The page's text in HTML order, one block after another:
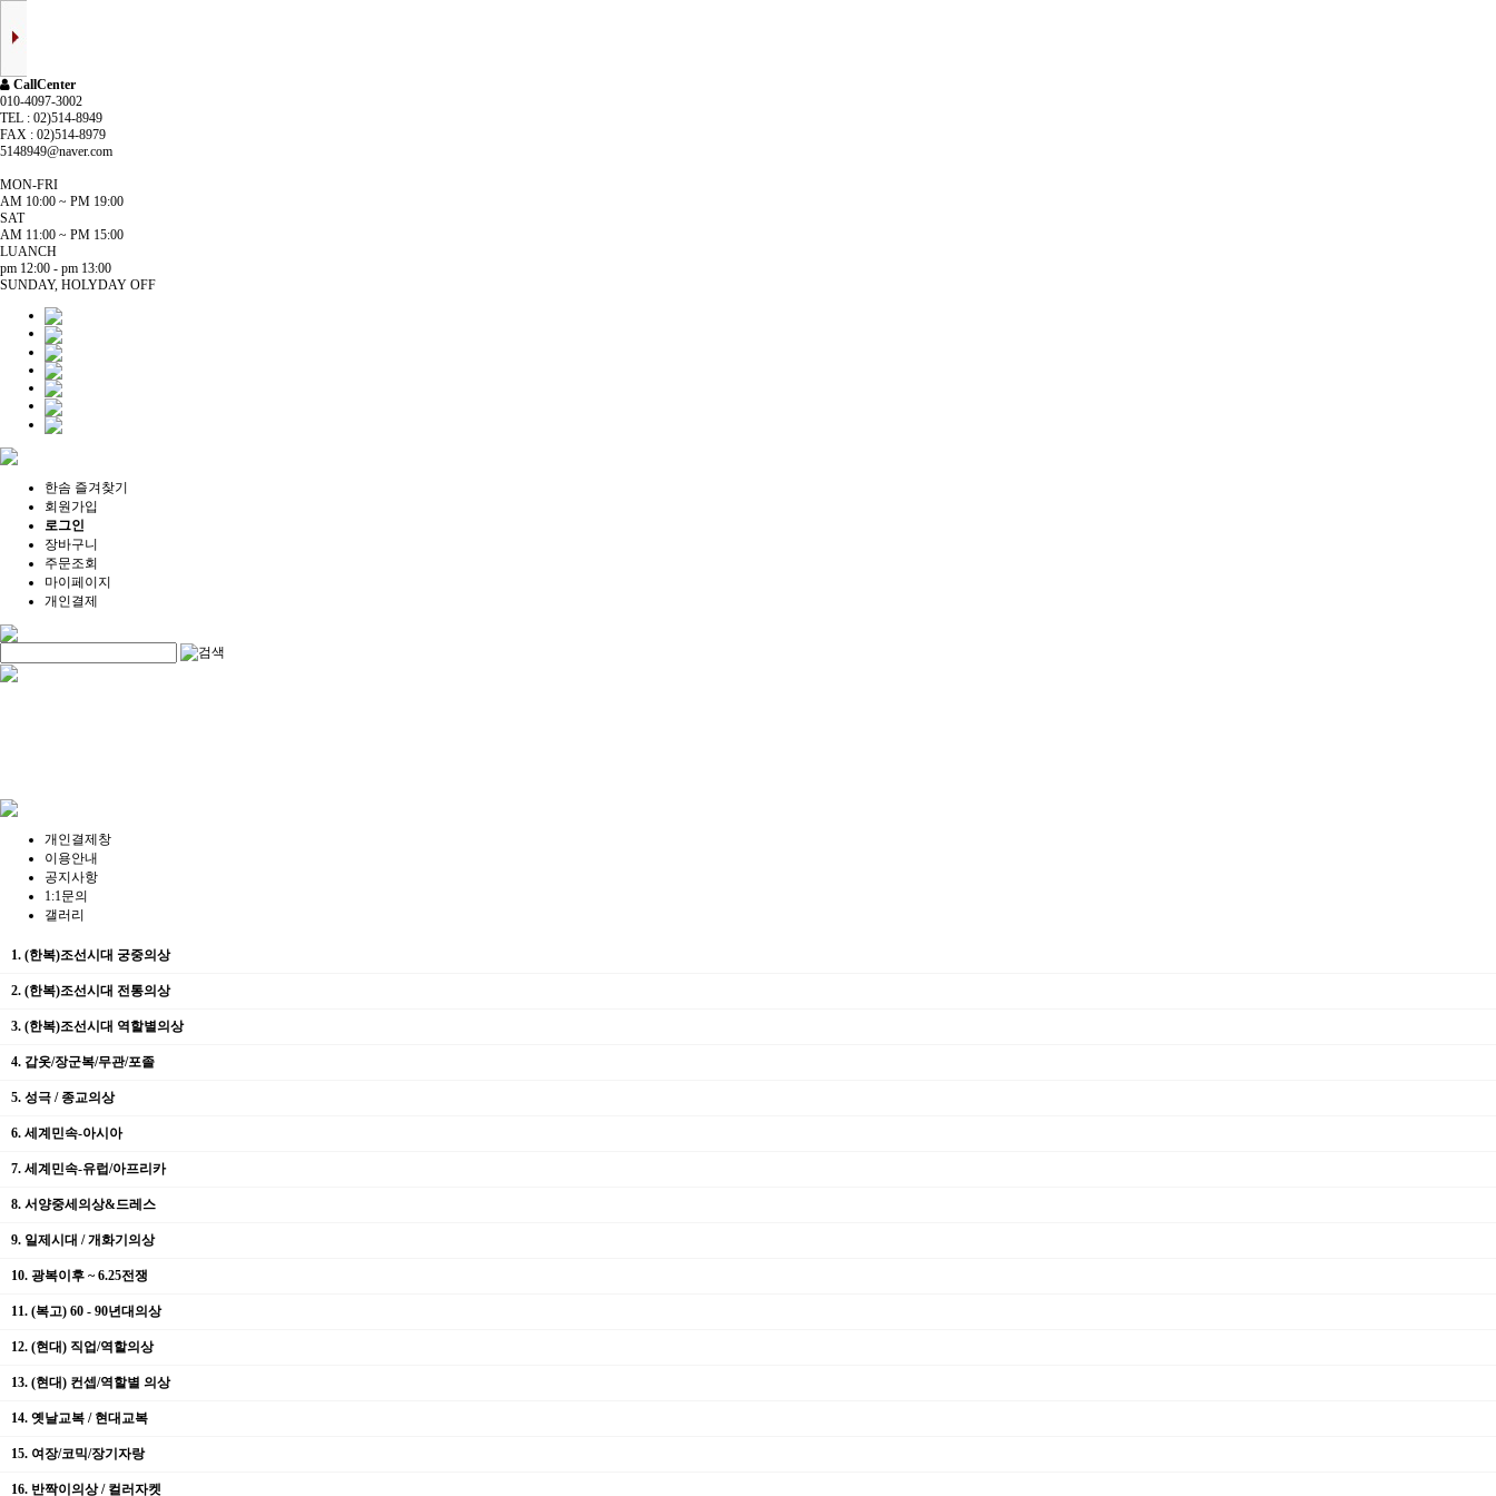
CallCenter
010-4097-3002
TEL : 02)514-8949
FAX : 02)514-8979
5148949@naver.com
MON-FRI
AM 10:00 ~ PM 19:00
SAT
AM 11:00 ~ PM 15:00
LUANCH
pm 12:00 - pm 13:00
SUNDAY, HOLYDAY OFF
한솜 즐겨찾기
회원가입
로그인
장바구니
주문조회
마이페이지
개인결제
개인결제창
이용안내
공지사항
1:1문의
갤러리
1. (한복)조선시대 궁중의상
2. (한복)조선시대 전통의상
3. (한복)조선시대 역할별의상
4. 갑옷/장군복/무관/포졸
5. 성극 / 종교의상
6. 세계민속-아시아
7. 세계민속-유럽/아프리카
8. 서양중세의상&드레스
9. 일제시대 / 개화기의상
10. 광복이후 ~ 6.25전쟁
11. (복고) 60 - 90년대의상
12. (현대) 직업/역할의상
13. (현대) 컨셉/역할별 의상
14. 옛날교복 / 현대교복
15. 여장/코믹/장기자랑
16. 반짝이의상 / 컬러자켓